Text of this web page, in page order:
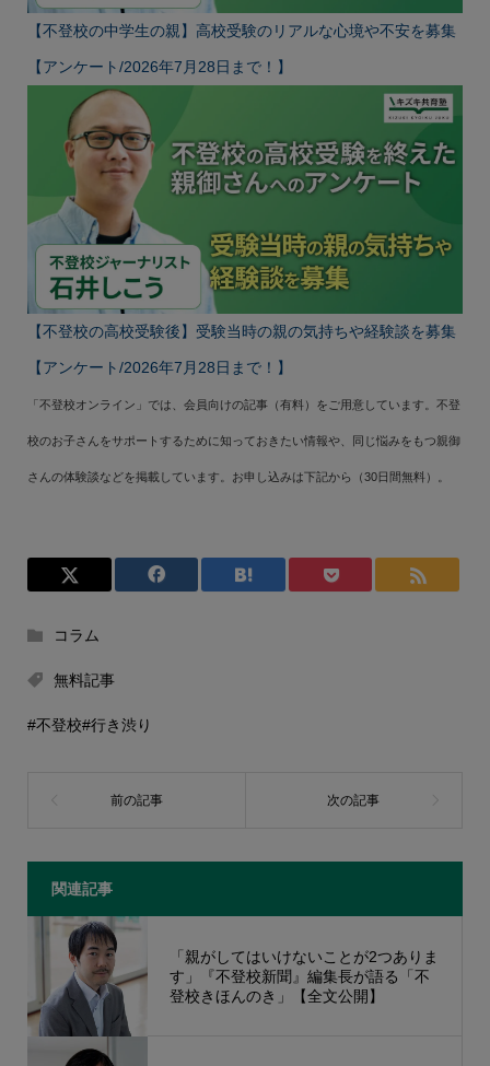
【不登校の中学生の親】高校受験のリアルな心境や不安を募集
【アンケート/2026年7月28日まで！】
【不登校の高校受験後】受験当時の親の気持ちや経験談を募集
【アンケート/2026年7月28日まで！】
「不登校オンライン」では、会員向けの記事（有料）をご用意しています。不登
校のお子さんをサポートするために知っておきたい情報や、同じ悩みをもつ親御
さんの体験談などを掲載しています。お申し込みは下記から（30日間無料）。
コラム
無料記事
#不登校#行き渋り
関連記事
「親がしてはいけないことが2つありま
す」『不登校新聞』編集長が語る「不
登校きほんのき」【全文公開】